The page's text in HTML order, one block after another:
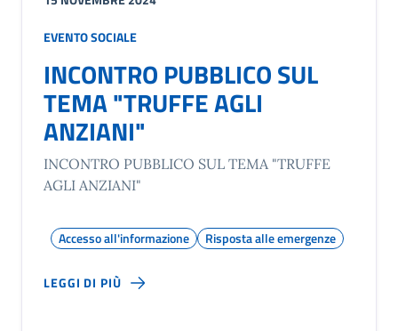
EVENTO SOCIALE
INCONTRO PUBBLICO SUL
TEMA "TRUFFE AGLI
ANZIANI"
INCONTRO PUBBLICO SUL TEMA "TRUFFE
AGLI ANZIANI"
Accesso all'informazione Risposta alle emergenze
LEGGI DI PIÙ